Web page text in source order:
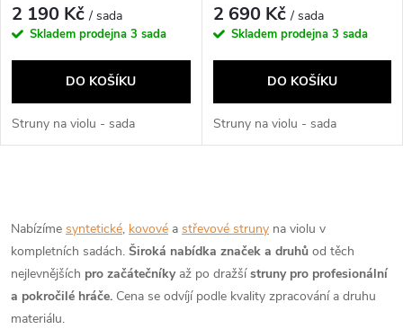
2 190 Kč/ sada
Skladem prodejna 3 sada
DO KOŠÍKU
Struny na violu - sada
2 690 Kč/ sada
Skladem prodejna 3 sada
DO KOŠÍKU
Struny na violu - sada
v
l
á
Nabízíme syntetické, kovové a střevové struny na violu v
kompletních sadách. Široká nabídka značek a druhů od těch
nejlevnějších pro začátečníkyaž po dražšístruny pro profesionální
a pokročilé hráče. Cena se odvíjí podle kvality zpracování a druhu
materiálu.